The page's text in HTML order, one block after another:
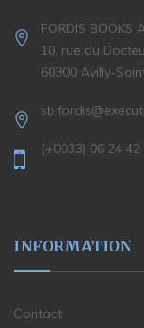
FORDIS BOOKS
10, rue du
60300 Avilly-
(+0033) 06 24 42
INFORMATION
Contact